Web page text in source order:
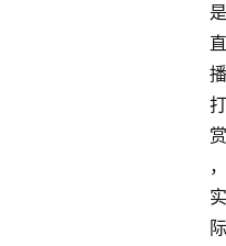
是
直
播
打
赏
，
实
际